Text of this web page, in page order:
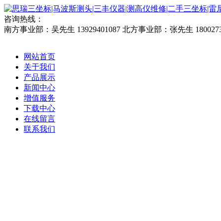
咨询热线：
南方事业部：吴先生 13929401087 北方事业部：张先生
网站首页
关于我们
产品展示
新闻中心
增值服务
下载中心
在线留言
联系我们